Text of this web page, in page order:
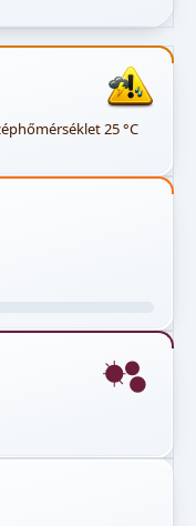
25 °C